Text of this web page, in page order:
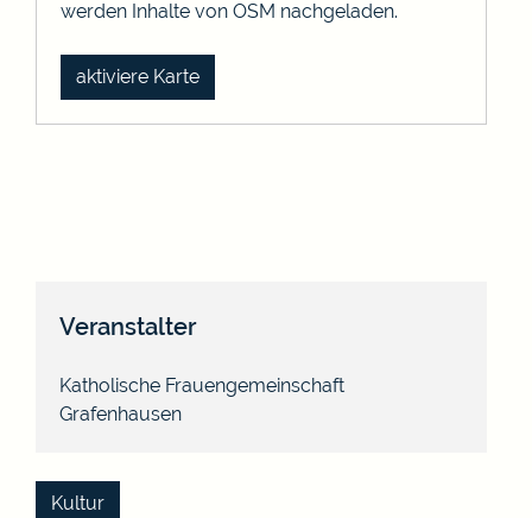
werden Inhalte von OSM nachgeladen.
aktiviere Karte
Veranstalter
Katholische Frauengemeinschaft
Grafenhausen
Kultur